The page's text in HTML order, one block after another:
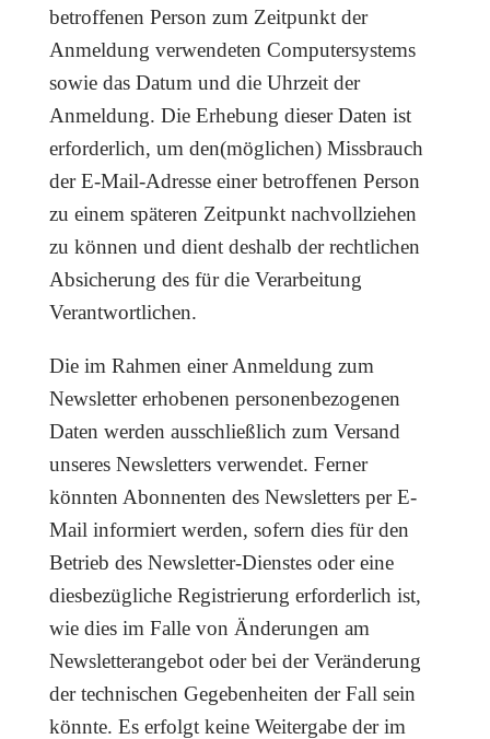
betroffenen Person zum Zeitpunkt der
Anmeldung verwendeten Computersystems
sowie das Datum und die Uhrzeit der
Anmeldung. Die Erhebung dieser Daten ist
erforderlich, um den(möglichen) Missbrauch
der E-Mail-Adresse einer betroffenen Person
zu einem späteren Zeitpunkt nachvollziehen
zu können und dient deshalb der rechtlichen
Absicherung des für die Verarbeitung
Verantwortlichen.
Die im Rahmen einer Anmeldung zum
Newsletter erhobenen personenbezogenen
Daten werden ausschließlich zum Versand
unseres Newsletters verwendet. Ferner
könnten Abonnenten des Newsletters per E-
Mail informiert werden, sofern dies für den
Betrieb des Newsletter-Dienstes oder eine
diesbezügliche Registrierung erforderlich ist,
wie dies im Falle von Änderungen am
Newsletterangebot oder bei der Veränderung
der technischen Gegebenheiten der Fall sein
könnte. Es erfolgt keine Weitergabe der im